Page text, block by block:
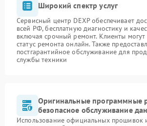
Широкий спектр услуг
Сервисный центр DEXP обеспечивает
всей РФ, бесплатную диагностику и
включая срочный ремонт. Клиенты могут
статус ремонта онлайн. Также
постгарантийное обслуживание для
службы техники
Оригинальные программные
безопасное обслуживание
Использование официальных прошивок